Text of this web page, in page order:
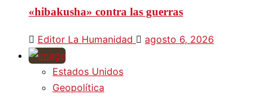
«hibakusha» contra las guerras
Editor La Humanidad agosto 6, 2026
Estados Unidos
Geopolítica